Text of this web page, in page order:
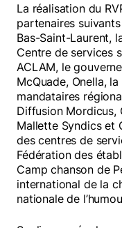
La réalisation du
partenaires
Bas-Saint-Laurent,
Centre de services
ACLAM, le
McQuade, Onella,
mandataires
Diffusion Mordicus,
Mallette Syndics et
des centres de
Fédération des
Camp chanson de
international de la
nationale de